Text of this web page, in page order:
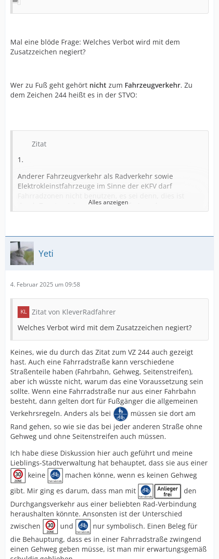
Mal eine blöde Frage: Welches Verbot wird mit dem
Zusatzzeichen negiert?
Wer zu Fuß geht gehört nicht zum Fahrzeugverkehr. Zu
dem Zeichen 244 heißt es in der STVO:
Zitat
1.
Anderer Fahrzeugverkehr als Radverkehr sowie
Elektrokleinstfahrzeuge im Sinne der eKFV darf
durch Zusatzzeichen erlaubt. Die freigegebenen
2.
Für den Fahrverkehr gilt eine Höchstgeschwindigkeit
von 30 km/h. Der Radverkehr darf weder gefährdet noch
Kraftfahrzeugverkehr die Geschwindigkeit weiter
verringern.
3.
Das Nebeneinanderfahren mit Fahrrädern und
Elektrokleinstfahrzeugen im Sinne der eKFV ist erlaubt.
4.
Im Übrigen gelten die Vorschriften über die
Fahrbahnbenutzung und über die Vorfahrt.
Alles anzeigen
Yeti
4. Februar 2025 um 09:58
Zitat von KleverRadfahrer
Welches Verbot wird mit dem Zusatzzeichen negiert?
Keines, wie du durch das Zitat zum VZ 244 auch gezeigt
hast. Auch eine Fahrradstraße kann verschiedene
Straßenteile haben (Fahrbahn, Gehweg, Seitenstreifen),
aber ich wüsste nicht, warum das eine Voraussetzung sein
sollte. Wenn eine Fahrradstraße nur aus einer Fahrbahn
besteht, dann gelten dort für Fußgänger die allgemeinen
Verkehrsregeln. Anders als bei
müssen sie dort am
Rand gehen, so wie sie das bei jeder anderen Straße ohne
Gehweg und ohne Seitenstreifen auch müssen.
Ich habe diese Diskussion hier auch geführt und meine
Lieblings-Stadtverwaltung hat behauptet, dass sie aus einer
keine
machen könne, wenn es keinen Gehweg
gibt. Mir ging es darum, dass man mit
den
Durchgangsverkehr aus einer beliebten Rad-Verbindung
heraushalten könnte. Ansonsten ist der Unterschied
zwischen
und
nur symbolisch. Einen Beleg für
die Behauptung, dass es in einer Fahrradstraße zwingend
einen Gehweg geben müsse, ist man mir erwartungsgemäß